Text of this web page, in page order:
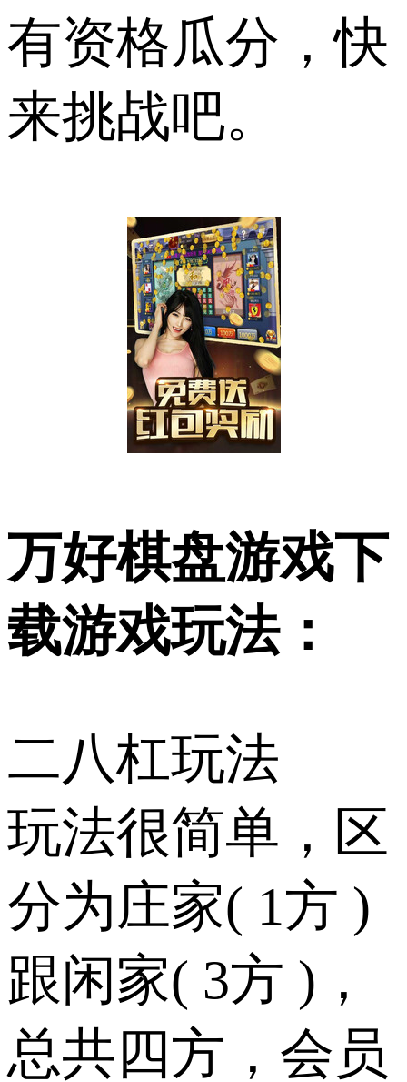
有资格瓜分，快
来挑战吧。
万好棋盘游戏下
载游戏玩法：
二八杠玩法
玩法很简单，区
分为庄家( 1方 )
跟闲家( 3方 )，
总共四方，会员